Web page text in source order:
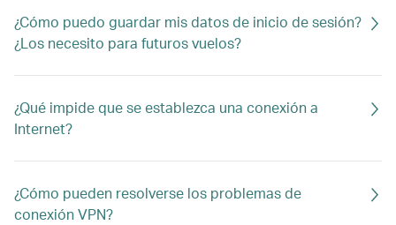
¿Cómo puedo guardar mis datos de inicio de sesión?
¿Los necesito para futuros vuelos?
¿Qué impide que se establezca una conexión a
Internet?
¿Cómo pueden resolverse los problemas de
conexión VPN?